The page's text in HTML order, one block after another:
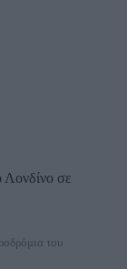
Λονδίνο σε
του